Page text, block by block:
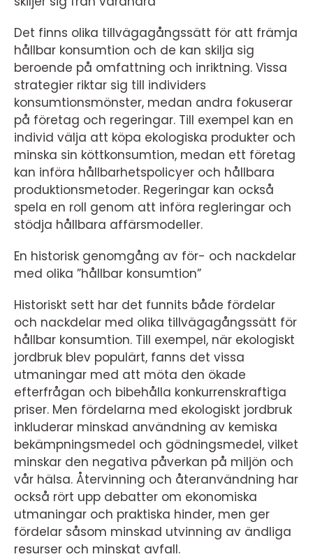
Det finns olika tillvägagångssätt för att främja
hållbar konsumtion och de kan skilja sig
beroende på omfattning och inriktning. Vissa
strategier riktar sig till individers
konsumtionsmönster, medan andra fokuserar
på företag och regeringar. Till exempel kan en
individ välja att köpa ekologiska produkter och
minska sin köttkonsumtion, medan ett företag
kan införa hållbarhetspolicyer och hållbara
produktionsmetoder. Regeringar kan också
spela en roll genom att införa regleringar och
stödja hållbara affärsmodeller.
En historisk genomgång av för- och nackdelar
med olika ”hållbar konsumtion”
Historiskt sett har det funnits både fördelar
och nackdelar med olika tillvägagångssätt för
hållbar konsumtion. Till exempel, när ekologiskt
jordbruk blev populärt, fanns det vissa
utmaningar med att möta den ökade
efterfrågan och bibehålla konkurrenskraftiga
priser. Men fördelarna med ekologiskt jordbruk
inkluderar minskad användning av kemiska
bekämpningsmedel och gödningsmedel, vilket
minskar den negativa påverkan på miljön och
vår hälsa. Återvinning och återanvändning har
också rört upp debatter om ekonomiska
utmaningar och praktiska hinder, men ger
fördelar såsom minskad utvinning av ändliga
resurser och minskat avfall.